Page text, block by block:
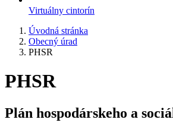
Virtuálny cintorín
Úvodná stránka
Obecný úrad
PHSR
PHSR
Plán hospodárskeho a